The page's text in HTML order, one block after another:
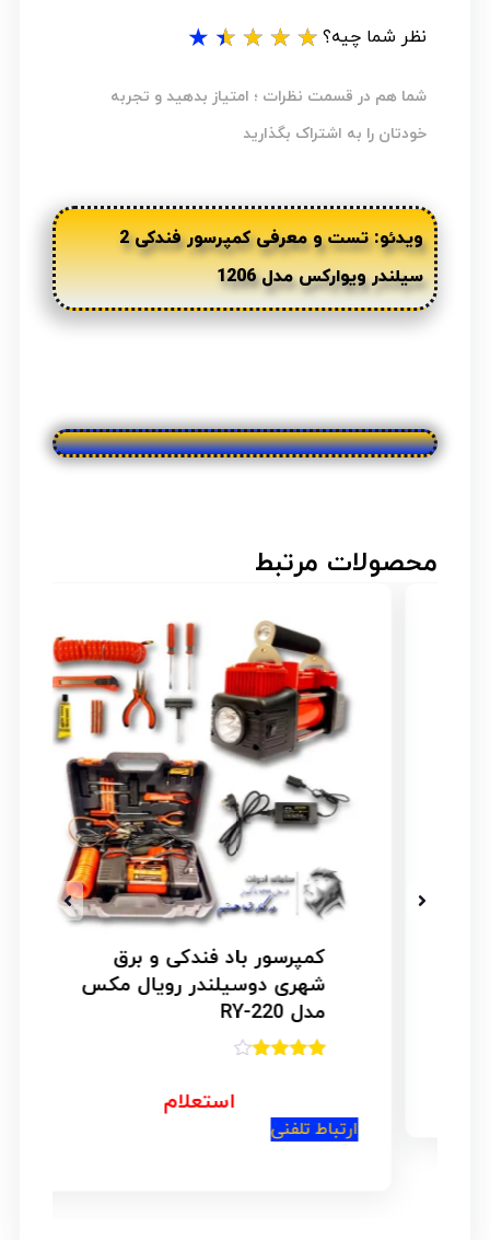
نظر شما چیه؟ ★
★
★
★
★
شما هم در قسمت نظرات ؛ امتیاز بدهید و تجربه
خودتان را به اشتراک بگذارید
ویدئو: تست و معرفی کمپرسور فندکی 2
سیلندر ویوارکس مدل 1206
محصولات مرتبط
کمپرسور باد فندکی و برق
شهری دوسیلندر رویال مکس
استعلام
ارتباط تلفنی